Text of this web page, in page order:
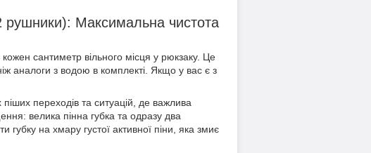
рушники): Максимальна чистота
сантиметр вільного місця у рюкзаку. Це
аналоги з водою в комплекті. Якщо у вас є з
переходів та ситуацій, де важлива
велика пінна губка та одразу два
на хмару густої активної піни, яка змиє